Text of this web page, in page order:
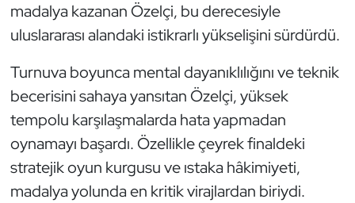
madalya kazanan Özelçi, bu derecesiyle
uluslararası alandaki istikrarlı yükselişini sürdürdü.
Turnuva boyunca mental dayanıklılığını ve teknik
becerisini sahaya yansıtan Özelçi, yüksek
tempolu karşılaşmalarda hata yapmadan
oynamayı başardı. Özellikle çeyrek finaldeki
stratejik oyun kurgusu ve ıstaka hâkimiyeti,
madalya yolunda en kritik virajlardan biriydi.
Güreş
Halter
Hava Sporları
Hentbol
İşitme Engelli Sporcular